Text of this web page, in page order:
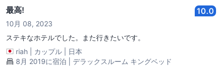
最高! 10.0
10月 08, 2023
ステキなホテルでした。また行きたいです。
riah
カップル
日本
8月 2019に宿泊 | デラックスルーム キングベッド